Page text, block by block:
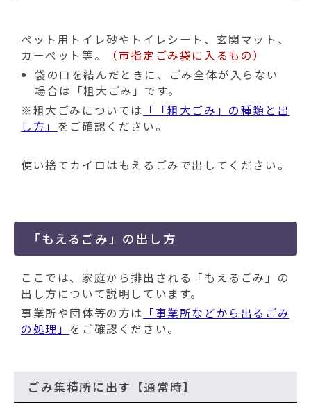
ペット用トイレ砂やトイレシート、玄関マット、
カーペット等。
（市指定ごみ袋に入るもの）
袋の口を結んだときに、ごみ全体が入らない
場合は「粗大ごみ」です。
※粗大ごみについては 「「粗大ごみ」の種類と出
し方」 をご確認ください。
使い捨てカイロはもえるごみで出してください。
「もえるごみ」の出し方
ここでは、家庭から排出される「もえるごみ」の
出し方について説明しています。
事業所や団体等の方は 「事業所などから出るごみ
の処理」 をご確認ください。
ごみ集積所に出す【通常時】